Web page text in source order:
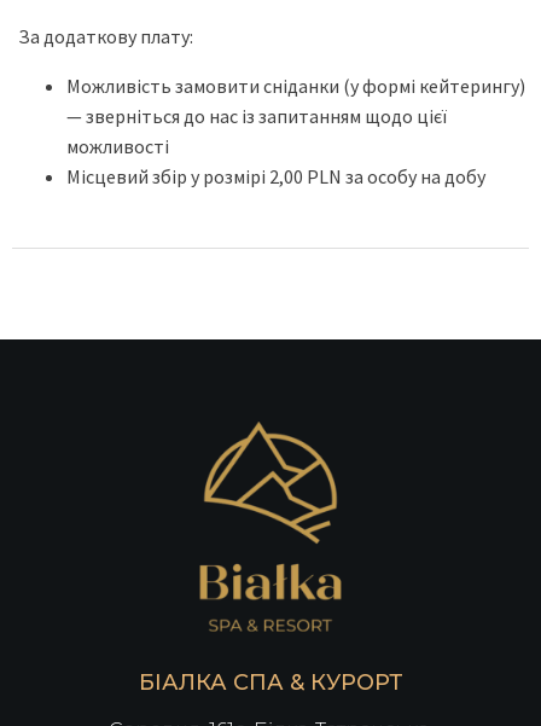
За додаткову плату:
Можливість замовити сніданки (у формі кейтерингу)
— зверніться до нас із запитанням щодо цієї
можливості
Місцевий збір у розмірі 2,00 PLN за особу на добу
БІАЛКА СПА & КУРОРТ